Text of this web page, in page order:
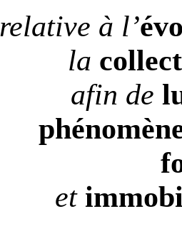
relative à l’
la
afin de
et